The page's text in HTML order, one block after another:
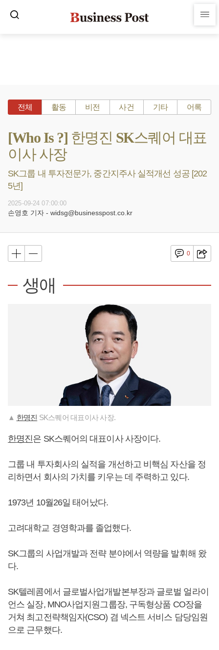
전체 활동 비전 사건 기타 어록
[Who Is ?] 한명진 SK스퀘어 대표
이사 사장
SK그룹 내 투자전문가, 중간지주사 실적개선 성공 [202
5년]
2025-09-24 07:00:00
손영호 기자 - widsg@businesspost.co.kr
0
생애
▲ 한명진 SK스퀘어 대표이사 사장.
한명진은 SK스퀘어의 대표이사 사장이다.
그룹 내 투자회사의 실적을 개선하고 비핵심 자산을 정
리하면서 회사의 가치를 키우는 데 주력하고 있다.
1973년 10월26일 태어났다.
고려대학교 경영학과를 졸업했다.
SK그룹의 사업개발과 전략 분야에서 역량을 발휘해 왔
다.
SK텔레콤에서 글로벌사업개발본부장과 글로벌 얼라이
언스 실장, MNO사업지원그룹장, 구독형상품 CO장을
거쳐 최고전략책임자(CSO) 겸 넥스트 서비스 담당임원
으로 근무했다.